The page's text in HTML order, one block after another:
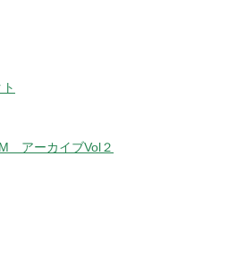
アーカイブVol２